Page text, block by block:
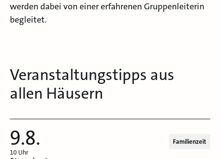
werden dabei von einer erfahrenen Gruppenleiterin
begleitet.
Veranstaltungstipps aus
allen Häusern
9.8.
10 Uhr
Familienzeit